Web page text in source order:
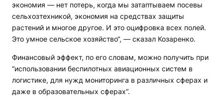
экономия — нет потерь, когда мы затаптываем посевы
сельхозтехникой, экономия на средствах защиты
растений и многое другое. И это оцифровка всех полей.
Это умное сельское хозяйство“, — сказал Козаренко.
Финансовый эффект, по его словам, можно получить при
“использовании беспилотных авиационных систем в
логистике, для нужд мониторинга в различных сферах и
даже в образовательных сферах“.